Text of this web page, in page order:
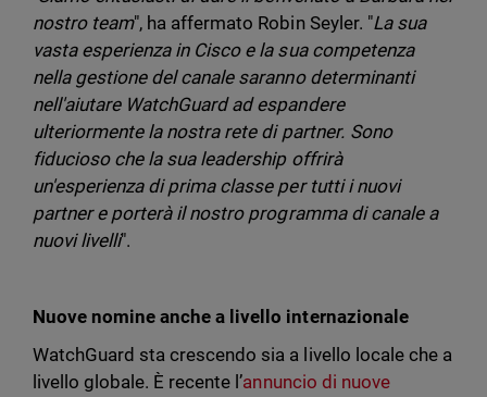
nostro team", ha affermato Robin Seyler. "La sua
vasta esperienza in Cisco e la sua competenza
nella gestione del canale saranno determinanti
nell'aiutare WatchGuard ad espandere
ulteriormente la nostra rete di partner. Sono
fiducioso che la sua leadership offrirà
un'esperienza di prima classe per tutti i nuovi
partner e porterà il nostro programma di canale a
nuovi livelli".
Nuove nomine anche a livello internazionale
WatchGuard sta crescendo sia a livello locale che a
livello globale. È recente l’annuncio di nuove